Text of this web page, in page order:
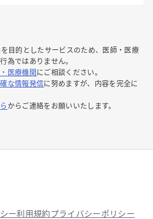
目的としたサービスのため、医師・医療
為ではありません。
医療機関 にご相談ください。
な情報発信に努めますが、内容を完全に
からご連絡をお願いいたします。
ー利用規約プライバシーポリシー